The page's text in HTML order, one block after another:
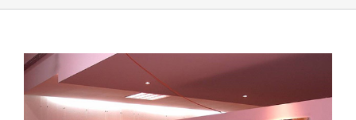
View
Larger
Image